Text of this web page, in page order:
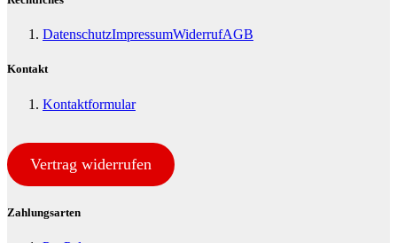
DatenschutzImpressumWiderrufAGB
Kontakt
Kontaktformular
Vertrag widerrufen
Zahlungsarten